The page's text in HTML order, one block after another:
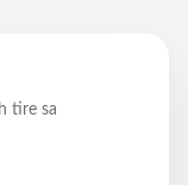
tire sa